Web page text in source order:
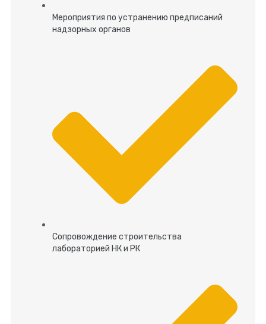
Мероприятия по устранению предписаний
надзорных органов
Сопровождение строительства
лабораторией НК и РК